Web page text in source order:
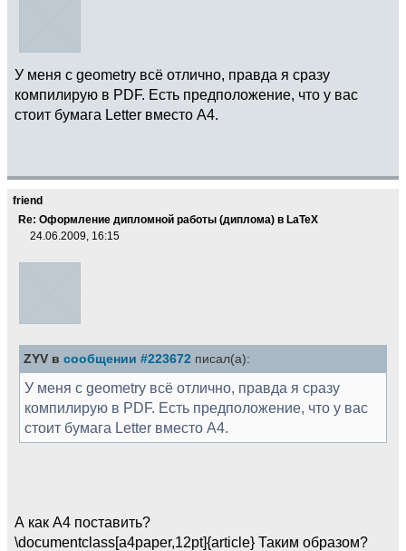
У меня с geometry всё отлично, правда я сразу
компилирую в PDF. Есть предположение, что у вас
стоит бумага Letter вместо A4.
friend
Re: Оформление дипломной работы (диплома) в LaTeX
24.06.2009, 16:15
ZYV в сообщении #223672 писал(а):
У меня с geometry всё отлично, правда я сразу
компилирую в PDF. Есть предположение, что у вас
стоит бумага Letter вместо A4.
А как A4 поставить?
\documentclass[a4paper,12pt]{article} Таким образом?